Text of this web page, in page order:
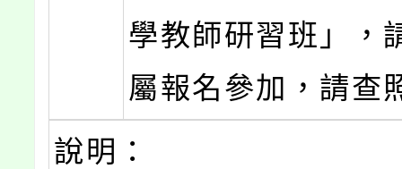
學教師研習班」，
屬報名參加，請查
說明：